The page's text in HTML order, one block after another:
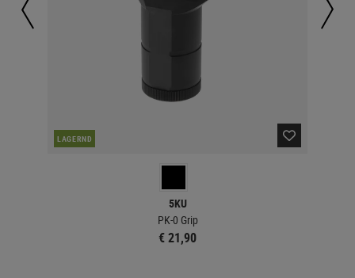
LAGERND
5KU
PK-0 Grip
€ 21,90